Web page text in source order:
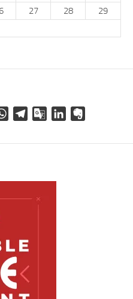
27 28
29
WhatsAppTelegramGoogleLinkedIn